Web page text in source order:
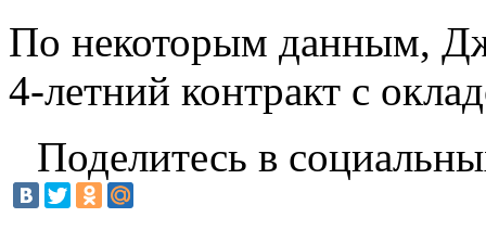
По некоторым данным,
4-летний контракт с
Поделитесь в